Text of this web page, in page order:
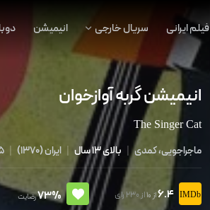
فیلم ایرانی سریال خارجی انیمیشن
انیمیشن گربه آوازخوان
The Singer Cat
ماجراجویی، کمدی | بالای 13 سال | ایران(
1370
)
|
6.4از 10 از 230 رای 73%رضایت